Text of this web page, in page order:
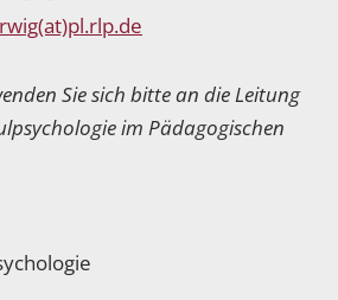
Sie sich bitte an die Leitung
im Pädagogischen